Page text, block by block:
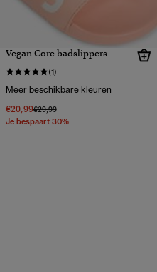
Vegan Core badslippers
(1)
Meer beschikbare kleuren
€20,99Prijs verlaagd van
€29,99naar
Je bespaart 30%